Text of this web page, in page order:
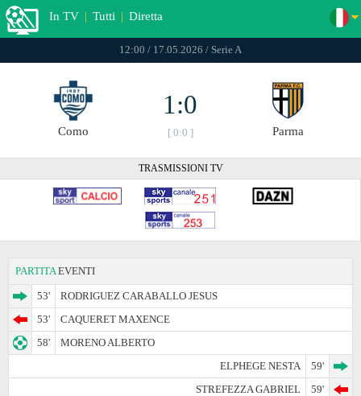
In TV | Tutti | Diretta
12:00 / 17.05.2026 / Serie A
Como
1:0
[ 0:0 ] Parma
TRASMISSIONI TV
PARTITA EVENTI
53'
RODRIGUEZ CARABALLO JESUS
53'
CAQUERET MAXENCE
58'
MORENO ALBERTO
ELPHEGE NESTA
59'
STREFEZZA GABRIEL
59'